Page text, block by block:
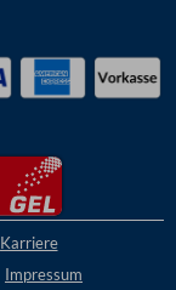
Karriere
Impressum